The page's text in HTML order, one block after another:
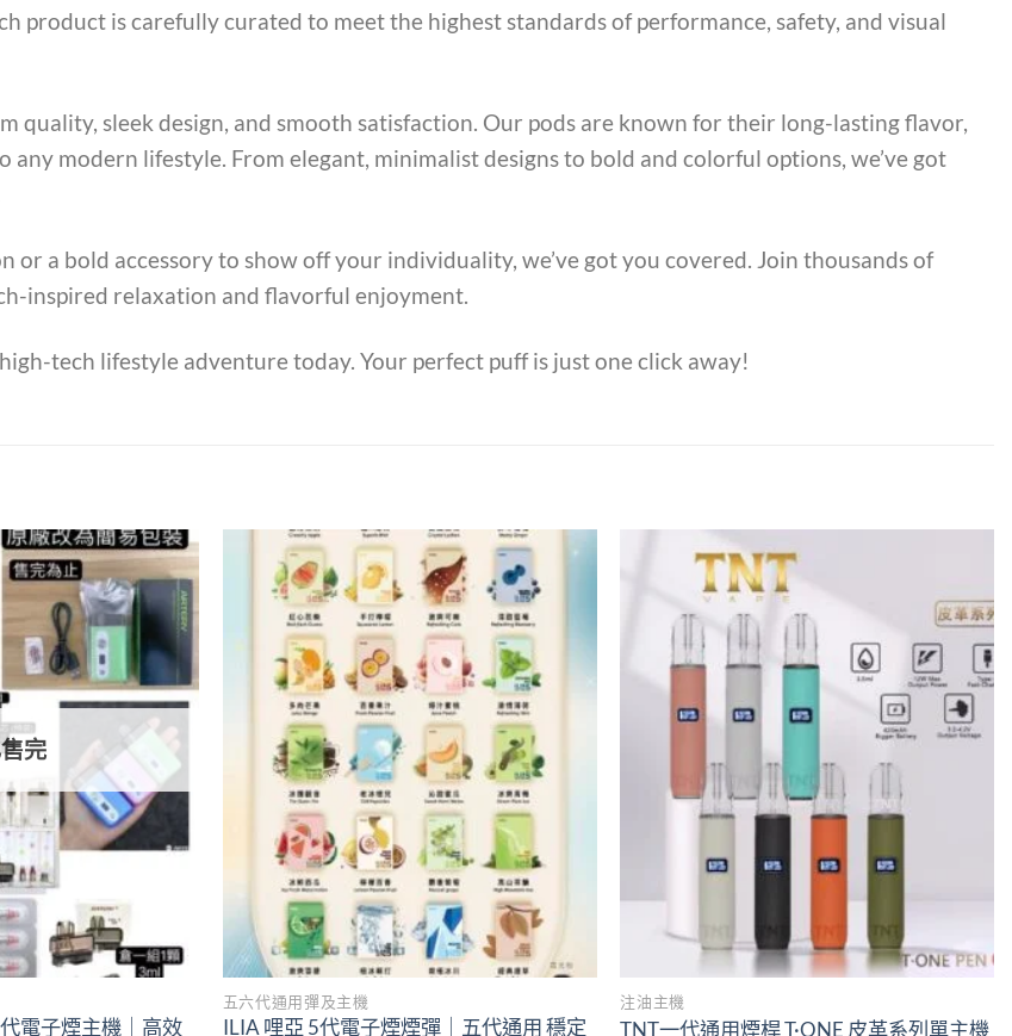
product is carefully curated to meet the highest standards of performance, safety, and visual
quality, sleek design, and smooth satisfaction. Our pods are known for their long-lasting flavor,
modern lifestyle. From elegant, minimalist designs to bold and colorful options, we’ve got
a bold accessory to show off your individuality, we’ve got you covered. Join thousands of
inspired relaxation and flavorful enjoyment.
tech lifestyle adventure today. Your perfect puff is just one click away!
Add to
wishlist
完
電子煙主機｜高效
Add to
wishlist
五六代通用彈及主機
ILIA 哩亞 5代電子煙煙彈｜五代通用 穩定
Add to
wishlist
注油主機
TNT一代通用煙桿 T·ONE 皮革系列單主機